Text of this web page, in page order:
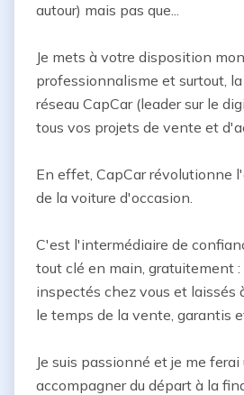
autour) mais pas que...
Je mets à votre disposition
professionnalisme et surtout,
réseau CapCar (leader sur le
tous vos projets de vente et
En effet, CapCar révolutionne
de la voiture d'occasion.
C'est l'intermédiaire de
tout clé en main, gratuitement :
inspectés chez vous et laissés
le temps de la vente, garantis
Je suis passionné et je me
accompagner du départ à la